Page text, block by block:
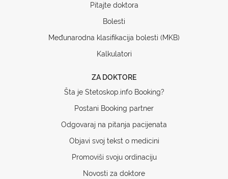
Pitajte doktora
Bolesti
Međunarodna klasifikacija bolesti (MKB)
Kalkulatori
ZA DOKTORE
Šta je Stetoskop.info Booking?
Postani Booking partner
Odgovaraj na pitanja pacijenata
Objavi svoj tekst o medicini
Promoviši svoju ordinaciju
Novosti za doktore